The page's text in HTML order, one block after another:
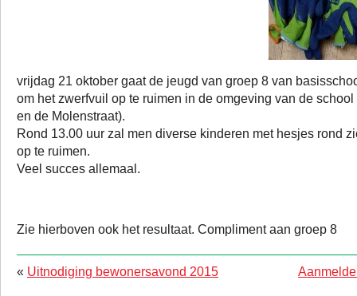
vrijdag 21 oktober gaat de jeugd van groep 8 van
om het zwerfvuil op te ruimen in de omgeving van de
en de Molenstraat).
Rond 13.00 uur zal men diverse kinderen met hesjes rond
op te ruimen.
Veel succes allemaal.
Zie hierboven ook het resultaat. Compliment aan groep 8
« Uitnodiging bewonersavond 2015